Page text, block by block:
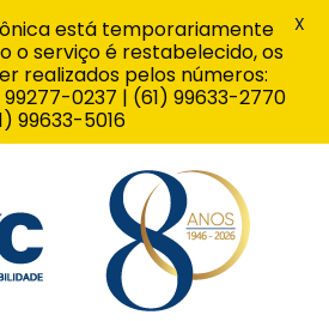
está temporariamente
o serviço é restabelecido, os
realizados pelos números:
99277-0237 | (61) 99633-2770
99633-5016
X